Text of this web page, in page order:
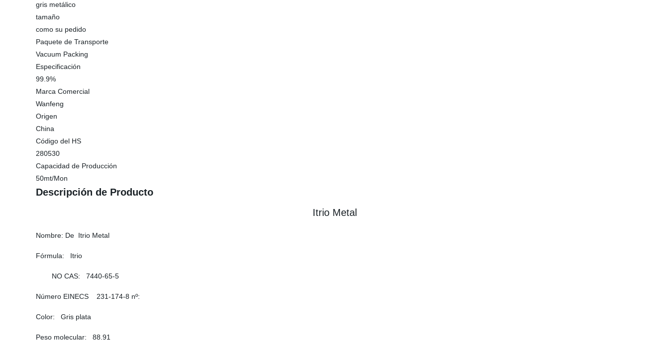
gris metálico
tamaño
como su pedido
Paquete de Transporte
Vacuum Packing
Especificación
99.9%
Marca Comercial
Wanfeng
Origen
China
Código del HS
280530
Capacidad de Producción
50mt/Mon
Descripción de Producto
Itrio Metal
Nombre: De Itrio Metal
Fórmula: Itrio
NO CAS: 7440-65-5
Número EINECS 231-174-8 nº:
Color: Gris plata
Peso molecular: 88.91